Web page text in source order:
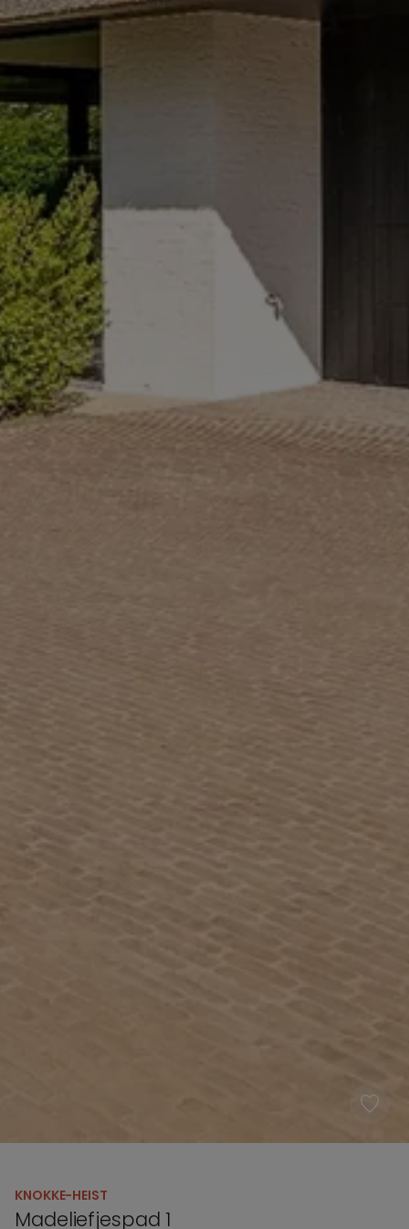
KNOKKE-HEIST
Madeliefjespad 1